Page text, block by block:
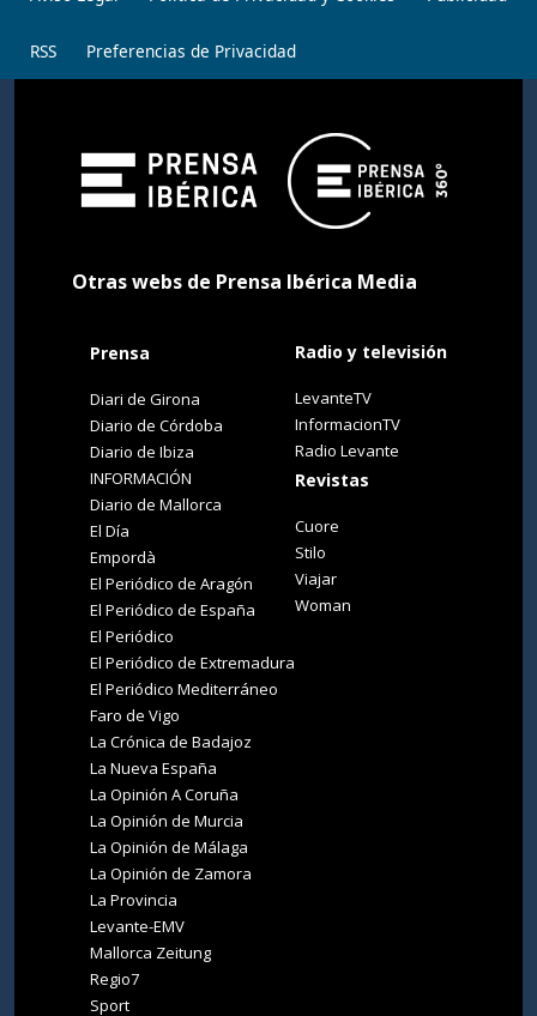
RSS Preferencias de Privacidad
Otras webs de Prensa Ibérica Media
Prensa
Diari de Girona
Diario de Córdoba
Diario de Ibiza
INFORMACIÓN
Diario de Mallorca
El Día
Empordà
El Periódico de Aragón
El Periódico de España
El Periódico
El Periódico de Extremadura
El Periódico Mediterráneo
Faro de Vigo
La Crónica de Badajoz
La Nueva España
La Opinión A Coruña
La Opinión de Murcia
La Opinión de Málaga
La Opinión de Zamora
La Provincia
Levante-EMV
Mallorca Zeitung
Regio7
Sport
Radio y televisión
LevanteTV
InformacionTV
Radio Levante
Revistas
Cuore
Stilo
Viajar
Woman